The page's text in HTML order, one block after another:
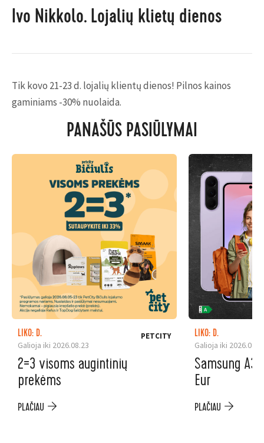
Ivo Nikkolo. Lojalių klietų dienos
Tik kovo 21-23 d. lojalių klientų dienos! Pilnos kainos
gaminiams -30% nuolaida.
PANAŠŪS PASIŪLYMAI
LIKO: D.
Galioja iki 2026.08.23
PETCITY
2=3 visoms augintinių
prekėms
PLAČIAU
LIKO: D.
Galioja iki
Samsung
Eur
PLAČIAU